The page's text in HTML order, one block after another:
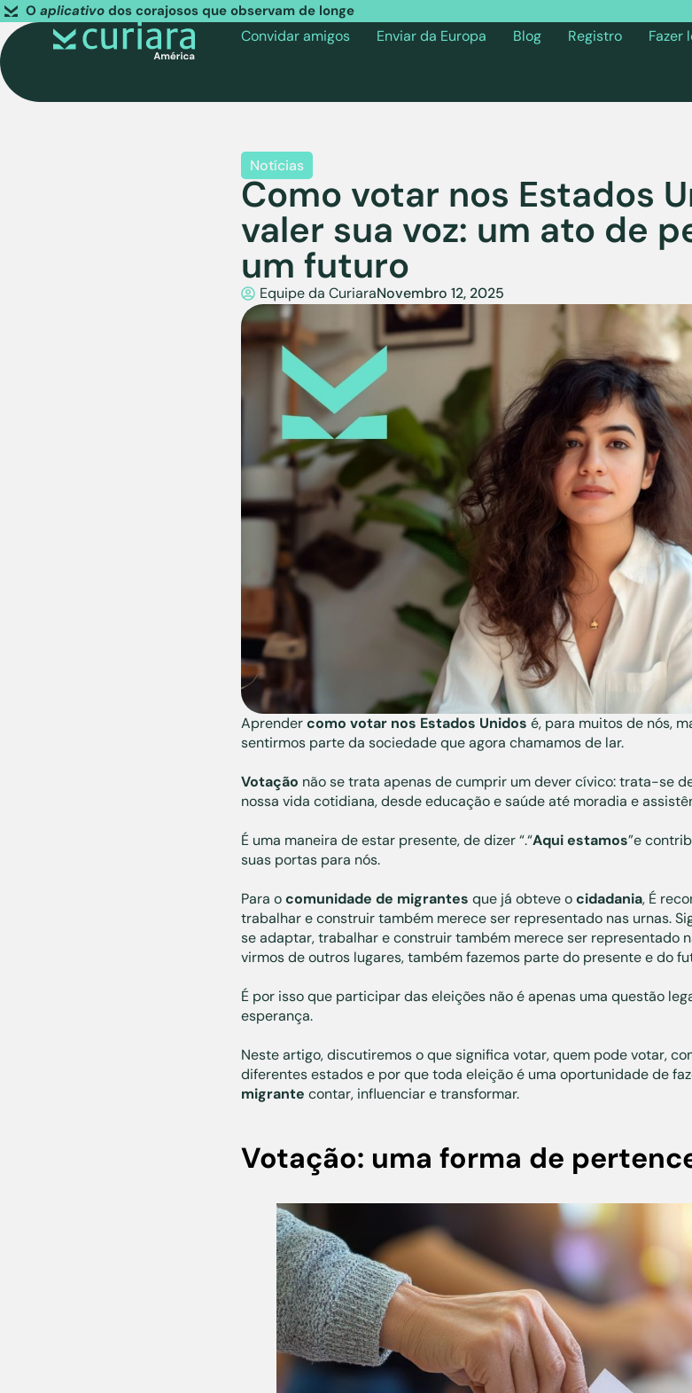
O aplicativodos corajosos que observam de longe
Convidar amigos Enviar da Europa Blog Registro Fazer
Notícias
Como votar nos Estados
valer sua voz: um ato de
um futuro
Equipe da CuriaraNovembro 12, 2025
Aprendercomo votar nos Estados Unidos é, para muitos de nós,
sentirmos parte da sociedade que agora chamamos de lar.
Votação não se trata apenas de cumprir um dever cívico: trata-se
nossa vida cotidiana, desde educação e saúde até moradia e
É uma maneira de estar presente, de dizer “.“Aqui estamos”e
suas portas para nós.
Para ocomunidade de migrantes que já obteve ocidadania, É
trabalhar e construir também merece ser representado nas urnas.
se adaptar, trabalhar e construir também merece ser representado
virmos de outros lugares, também fazemos parte do presente e do
É por isso que participar das eleições não é apenas uma questão
esperança.
Neste artigo, discutiremos o que significa votar, quem pode votar,
diferentes estados e por que toda eleição é uma oportunidade de
migrante contar, influenciar e transformar.
Votação: uma forma de